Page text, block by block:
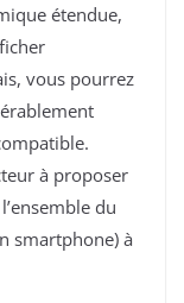
étendue,
vous pourrez
à proposer
du
smartphone) à